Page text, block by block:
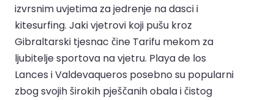
izvrsnim uvjetima za jedrenje na dasci i
kitesurfing. Jaki vjetrovi koji pušu kroz
Gibraltarski tjesnac čine Tarifu mekom za
ljubitelje sportova na vjetru. Playa de los
Lances i Valdevaqueros posebno su popularni
zbog svojih širokih pješčanih obala i čistog